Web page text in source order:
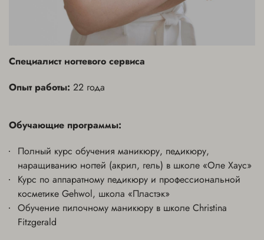
Специалист ногтевого сервиса
Опыт работы: 22 года
Обучающие программы:
Полный курс обучения маникюру, педикюру,
наращиванию ногтей (акрил, гель) в школе «Оле Хаус»
Курс по аппаратному педикюру и профессиональной
косметике Gehwol, школа «Пластэк»
Обучение пилочному маникюру в школе Christina
Fitzgerald